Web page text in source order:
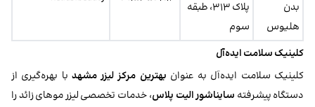
بدن
هلیوس
پلاک ۳۱۳، طبقه
سوم
کلینیک سلامت ایده‌آل
کلینیک سلامت ایده‌آل به عنوان بهترین مرکز لیزر مشهد با بهره‌گیری از
دستگاه پیشرفته سایناشور الیت پلاس، خدمات تخصصی لیزر موهای زائد را